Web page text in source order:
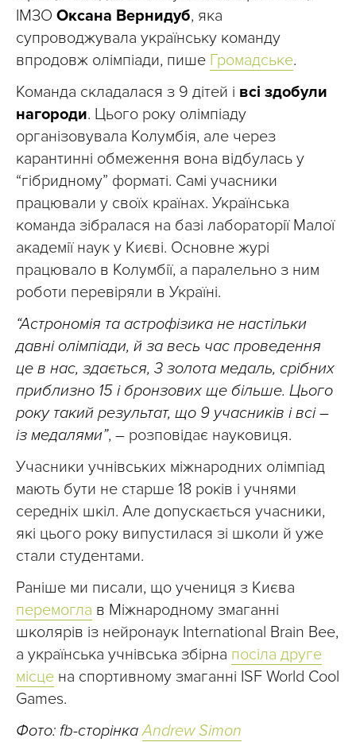
ІМЗО Оксана Вернидуб, яка
супроводжувала українську команду
впродовж олімпіади, пише Громадське.
Команда складалася з 9 дітей і всі здобули
нагороди. Цього року олімпіаду
організовувала Колумбія, але через
карантинні обмеження вона відбулась у
“гібридному” форматі. Самі учасники
працювали у своїх країнах. Українська
команда зібралася на базі лабораторії Малої
академії наук у Києві. Основне журі
працювало в Колумбії, а паралельно з ним
роботи перевіряли в Україні.
“Астрономія та астрофізика не настільки
давні олімпіади, й за весь час проведення
це в нас, здається, 3 золота медаль, срібних
приблизно 15 і бронзових ще більше. Цього
року такий результат, що 9 учасників і всі –
із медалями”, – розповідає науковиця.
Учасники учнівських міжнародних олімпіад
мають бути не старше 18 років і учнями
середніх шкіл. Але допускається учасники,
які цього року випустилася зі школи й уже
стали студентами.
Раніше ми писали, що учениця з Києва
перемогла в Міжнародному змаганні
школярів із нейронаук International Brain Bee,
а українська учнівська збірна посіла друге
місце на спортивному змаганні ISF World Cool
Games.
Фото: fb-сторінкаAndrew Simon